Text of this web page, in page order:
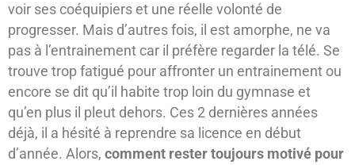
voir ses coéquipiers et une réelle volonté de
progresser. Mais d’autres fois, il est amorphe, ne va
pas à l’entrainement car il préfère regarder la télé. Se
trouve trop fatigué pour affronter un entrainement ou
encore se dit qu’il habite trop loin du gymnase et
qu’en plus il pleut dehors. Ces 2 dernières années
déjà, il a hésité à reprendre sa licence en début
d’année. Alors, comment rester toujours motivé pour